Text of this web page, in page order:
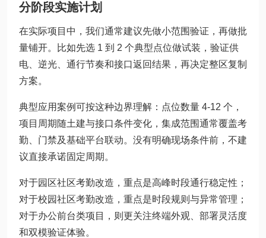
分阶段实施计划
在实际项目中，我们通常建议先做小范围验证，再做批
量铺开。比如先选 1 到 2 个典型点位做试装，验证供
电、逆光、通行节奏和接口返回结果，再决定整区复制
方案。
典型应用案例可按这种边界理解：点位数量 4-12 个，
项目周期随土建与接口条件变化，集成范围通常覆盖考
勤、门禁及基础平台联动。没有明确现场条件前，不建
议直接承诺固定周期。
对于园区社区考勤改造，重点是高峰时段通行稳定性；
对于校园社区考勤改造，重点是时段规则与异常管理；
对于办公前台类项目，则更关注终端外观、部署灵活度
和双模验证体验。